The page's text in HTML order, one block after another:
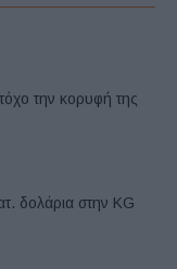
την κορυφή της
δολάρια στην KG